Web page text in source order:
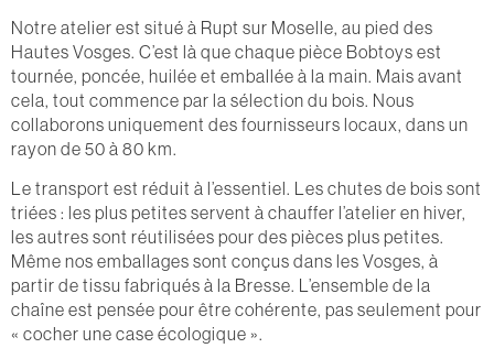
Notre atelier est situé à Rupt sur Moselle, au pied des
Hautes Vosges. C’est là que chaque pièce Bobtoys est
tournée, poncée, huilée et emballée à la main. Mais avant
cela, tout commence par la sélection du bois. Nous
collaborons uniquement des fournisseurs locaux, dans un
rayon de 50 à 80 km.
Le transport est réduit à l’essentiel. Les chutes de bois sont
triées : les plus petites servent à chauffer l’atelier en hiver,
les autres sont réutilisées pour des pièces plus petites.
Même nos emballages sont conçus dans les Vosges, à
partir de tissu fabriqués à la Bresse. L’ensemble de la
chaîne est pensée pour être cohérente, pas seulement pour
« cocher une case écologique ».